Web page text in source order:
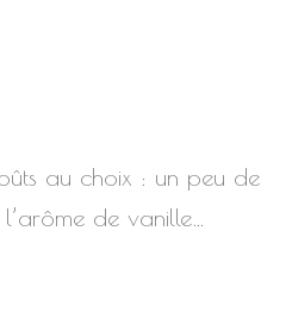
au choix : un peu de
de vanille…